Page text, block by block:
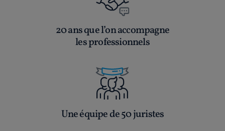
20 ans que l’on accompagne
les professionnels
Une équipe de 50 juristes